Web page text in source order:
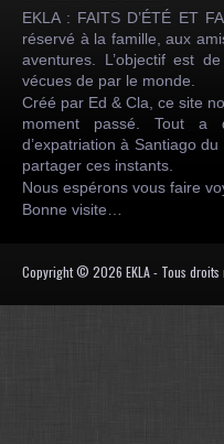
EKLA : FAITS D’ÉTÉ ET
réservé à la famille, aux
aventures. L’objectif est
vécues de par le monde.
Créé par Ed & Cla, ce site
moment passé. Tout a
d’expatriation à Santiago
partager ces instants.
Nous espérons vous faire
Bonne visite…
Copyright © 2026 EKLA - Tous droits